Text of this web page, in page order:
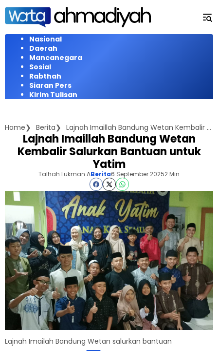
Langsung
konten
Nasional
Daerah
Mancanegara
Sosial
Rabthah
Siaran Pers
Kirim Tulisan
Home Berita Lajnah Imaillah Bandung Wetan Kembalir Salurkan Bantuan untuk Yatim
Lajnah Imaillah Bandung Wetan
Kembalir Salurkan Bantuan untuk
Yatim
Talhah Lukman ABerita6 September 20252 Min
Lajnah Imailah Bandung Wetan salurkan bantuan